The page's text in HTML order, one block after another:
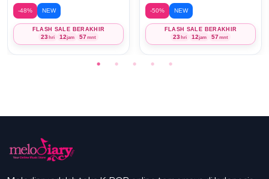
-48% NEW
FLASH SALE BERAKHIR
23hri 12jam 57mnt
-50% NEW
FLASH SALE BERAKHIR
23hri 12jam 57mnt